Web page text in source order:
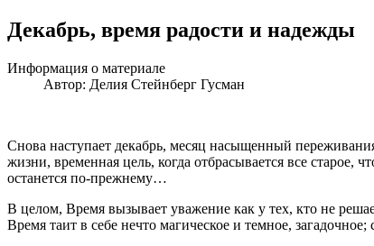
Декабрь, время радости и надежды
Информация о материале
Автор: Делия Стейнберг Гусман
Снова наступает декабрь, месяц насыщенный
жизни, временная цель, когда отбрасывается все старое,
останется по-прежнему…
В целом, Время вызывает уважение как у тех, кто не
Время таит в себе нечто магическое и темное,